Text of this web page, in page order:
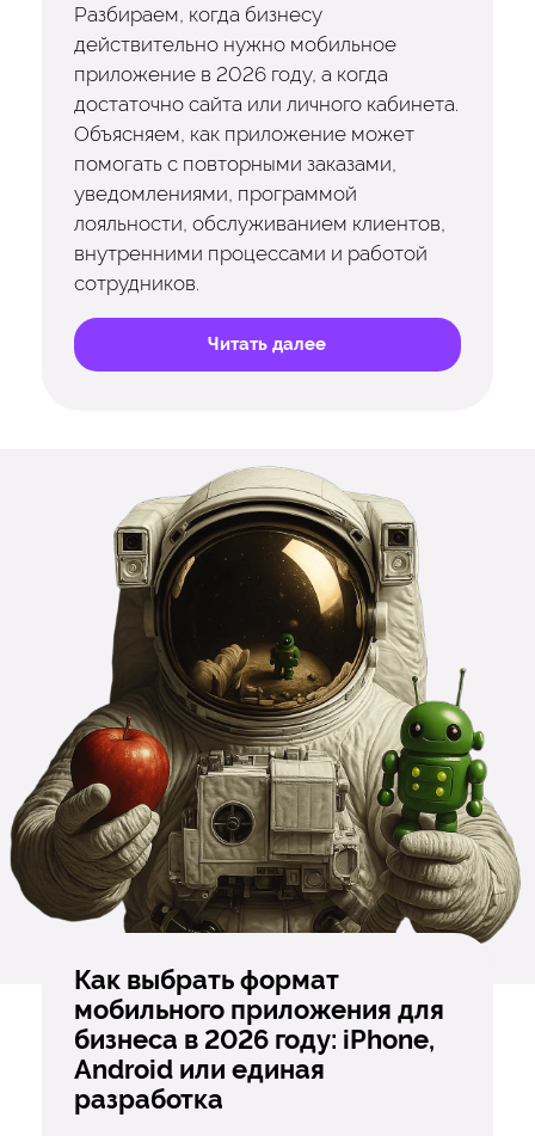
Разбираем, когда бизнесу
действительно нужно мобильное
приложение в 2026 году, а когда
достаточно сайта или личного кабинета.
Объясняем, как приложение может
помогать с повторными заказами,
уведомлениями, программой
лояльности, обслуживанием клиентов,
внутренними процессами и работой
сотрудников.
Читать далее
Как выбрать формат
мобильного приложения для
бизнеса в 2026 году: iPhone,
Android или единая
разработка